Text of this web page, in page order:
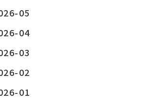
05
04
03
02
01